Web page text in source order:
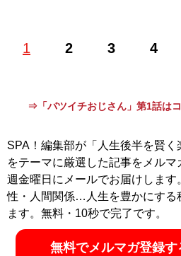
1 2 3 4
(株)のADとして日本テレビ「天才たけ
のディレクターとして「ザ！世界仰天
ジネーション」を創設し、「マツケン
ーン、「学べる！ニュースショー！」
「政治家と話そう」（Google）など数
る。離婚をきっかけにディレクターを
に挑戦。その様子を「日刊SPA!」にて
た。現在は、映像制作だけでなく、
演など、出演者としても多岐に渡り活
⇒「バツイチおじさん」第1話は
SPA！編集部が「人生後半を賢く
をテーマに厳選した記事をメルマ
週金曜日にメールでお届けします
性・人間関係…人生を豊かにする
ます。無料・10秒で完了です。
無料でメルマガ登録